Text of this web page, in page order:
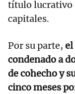
título lucrativo
capitales.
Por su parte, el
condenado a
de cohecho y
cinco meses